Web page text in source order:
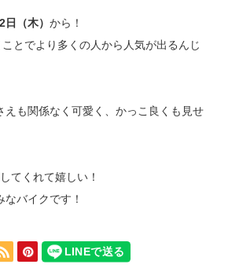
（木） から！
とでより多くの人から人気が出るんじ
えも関係なく可愛く、かっこ良くも見せ
てくれて嬉しい！
バイクです！